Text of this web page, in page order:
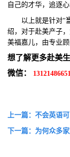
自己的才华，追逐
以上就是针对“
绍，对于赴美产子
美福嘉儿，由专业顾
想了解更多赴美
微信：
13121486651
上一篇：不会英语
下一篇：为何众多